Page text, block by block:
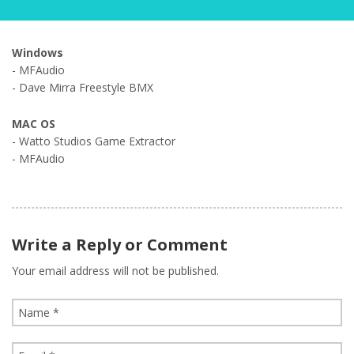
Windows
- MFAudio
- Dave Mirra Freestyle BMX
MAC OS
- Watto Studios Game Extractor
- MFAudio
Write a Reply or Comment
Your email address will not be published.